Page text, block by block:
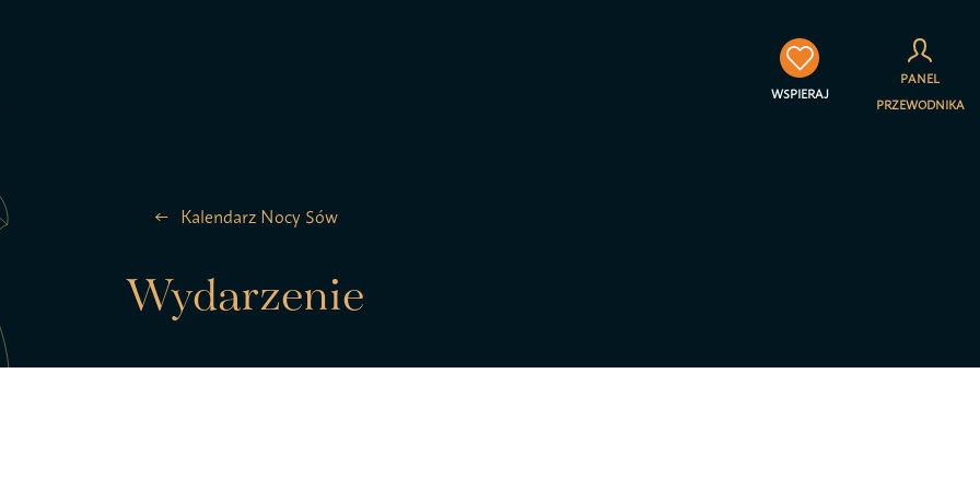
WSPIERAJ
PANEL
PRZEWODNIKA
ptaków Kalendarz Nocy Sów
Wydarzenie